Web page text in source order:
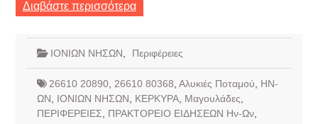
Διαβάστε περισσότερα
ΙΟΝΙΩΝ ΝΗΣΩΝ Περιφέρειες
26610 20890, 26610 80368 Αλυκιές Ποταμού
ΗΝ-
ΩΝ
ΙΟΝΙΩΝ ΝΗΣΩΝ ΚΕΡΚΥΡΑ, Μαγουλάδες
ΠΕΡΙΦΕΡΕΙΕΣ
ΠΡΑΚΤΟΡΕΙΟ ΕΙΔΗΣΕΩΝ Ην-Ων,